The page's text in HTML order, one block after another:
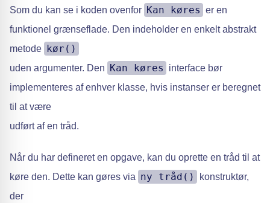
Som du kan se i koden ovenfor Kan køres er en
funktionel grænseflade. Den indeholder en enkelt abstrakt
metode kør()
uden argumenter. Den Kan køres
interface bør
implementeres af enhver klasse, hvis instanser er beregnet
til at være
udført af en tråd.
Når du har defineret en opgave, kan du oprette en tråd til at
køre den. Dette kan gøres via ny tråd()
konstruktør,
der